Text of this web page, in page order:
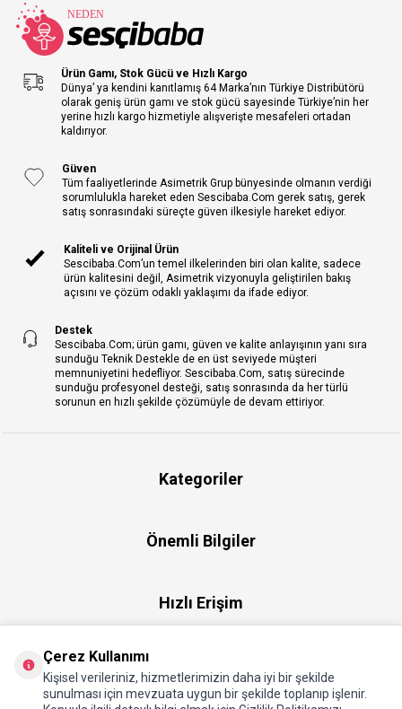
Ürün Gamı, Stok Gücü ve Hızlı Kargo
Dünya’ ya kendini kanıtlamış 64 Marka’nın Türkiye Distribütörü
olarak geniş ürün gamı ve stok gücü sayesinde Türkiye’nin her
yerine hızlı kargo hizmetiyle alışverişte mesafeleri ortadan
kaldırıyor.
Güven
Tüm faaliyetlerinde Asimetrik Grup bünyesinde olmanın verdiği
sorumlulukla hareket eden Sescibaba.Com gerek satış, gerek
satış sonrasındaki süreçte güven ilkesiyle hareket ediyor.
Kaliteli ve Orijinal Ürün
Sescibaba.Com’un temel ilkelerinden biri olan kalite, sadece
ürün kalitesini değil, Asimetrik vizyonuyla geliştirilen bakış
açısını ve çözüm odaklı yaklaşımı da ifade ediyor.
Destek
Sescibaba.Com; ürün gamı, güven ve kalite anlayışının yanı sıra
sunduğu Teknik Destekle de en üst seviyede müşteri
memnuniyetini hedefliyor. Sescibaba.Com, satış sürecinde
sunduğu profesyonel desteği, satış sonrasında da her türlü
sorunun en hızlı şekilde çözümüyle de devam ettiriyor.
Kategoriler
Önemli Bilgiler
Hızlı Erişim
Çerez Kullanımı
Kişisel verileriniz, hizmetlerimizin daha iyi bir şekilde
sunulması için mevzuata uygun bir şekilde toplanıp işlenir.